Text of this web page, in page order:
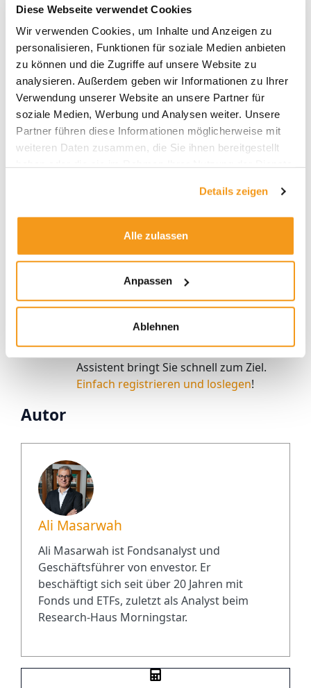
Diese Webseite verwendet Cookies
Wir verwenden Cookies, um Inhalte und Anzeigen zu
personalisieren, Funktionen für soziale Medien anbieten
zu können und die Zugriffe auf unsere Website zu
analysieren. Außerdem geben wir Informationen zu Ihrer
Verwendung unserer Website an unsere Partner für
soziale Medien, Werbung und Analysen weiter. Unsere
Partner führen diese Informationen möglicherweise mit
weiteren Daten zusammen, die Sie ihnen bereitgestellt
Details zeigen
Alle zulassen
Anpassen
Ablehnen
Sie interessieren sich für die Fonds
der Loys AG?
Bei Envestor können Sie Fonds der Loys
AG ohne Ausgabeaufschlag kaufen. Als
Envestor Direkt Kunden gibt es
zusätzlich attraktive Kickbacks. Der
LOYS Premium Dividende ist im
Envestor Spareffekt-Rechner hinterlegt.
Dort können Sie individuell berechnen,
wie viel Sie als Kunde von Envestor
Registrieren Sie sich einfach
kostenlos und unverbindlich! Unter
„Depotservice“ finden Sie den Envestor
Spareffekt-Rechner.
Falls Sie noch kein Depot haben, dann
können Sie hier in wenigen Minuten ein
FFB-Depotdirekt und digital eröffnen.
können Sie es einfach künftig von
Envestor betreuen lassen. Unser Online-
Assistent bringt Sie schnell zum Ziel.
Einfach registrieren und loslegen!
Autor
Ali Masarwah
Ali Masarwah ist Fondsanalyst und
Geschäftsführer von envestor. Er
beschäftigt sich seit über 20 Jahren mit
Fonds und ETFs, zuletzt als Analyst beim
Research-Haus Morningstar.